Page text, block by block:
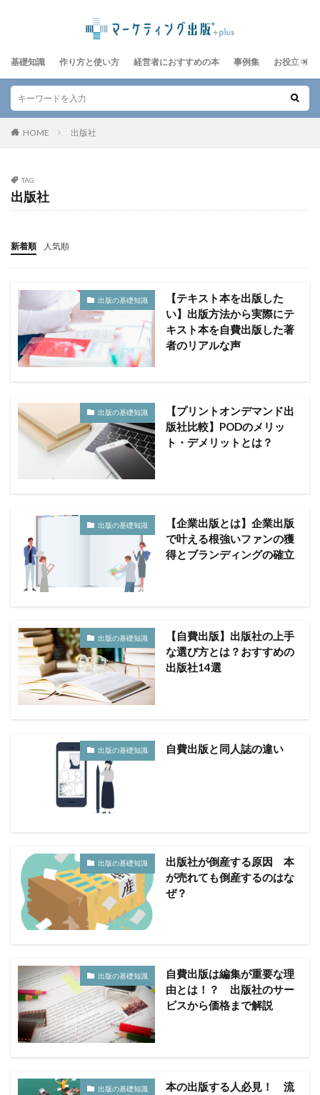
基礎知識 作り方と使い方 経営者におすすめの本 事例集 お役立ちレ
HOME 出版社
TAG
出版社
新着順 人気順
出版の基礎知識
【テキスト本を出版した
い】出版方法から実際にテ
キスト本を自費出版した著
者のリアルな声
出版の基礎知識
【プリントオンデマンド出
版社比較】PODのメリッ
ト・デメリットとは？
出版の基礎知識
【企業出版とは】企業出版
で叶える根強いファンの獲
得とブランディングの確立
出版の基礎知識
【自費出版】出版社の上手
な選び方とは？おすすめの
出版社14選
出版の基礎知識 自費出版と同人誌の違い
出版の基礎知識
出版社が倒産する原因 本
が売れても倒産するのはな
ぜ？
出版の基礎知識
自費出版は編集が重要な理
由とは！？ 出版社のサー
ビスから価格まで解説
出版の基礎知識
本の出版する人必見！ 流